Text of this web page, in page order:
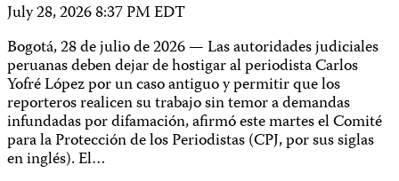
July 28, 2026 8:37 PM EDT
Bogotá, 28 de julio de 2026 — Las autoridades judiciales
peruanas deben dejar de hostigar al periodista Carlos
Yofré López por un caso antiguo y permitir que los
reporteros realicen su trabajo sin temor a demandas
infundadas por difamación, afirmó este martes el Comité
para la Protección de los Periodistas (CPJ, por sus siglas
en inglés). El…